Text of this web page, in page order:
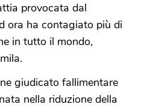
provocata dal
ora ha contagiato più di
in tutto il mondo,
giudicato fallimentare
nella riduzione della